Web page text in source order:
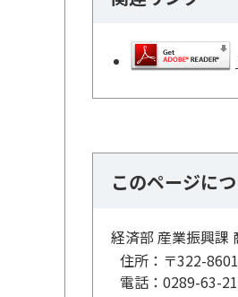
このページに
経済部 産業振興課
住所： 〒322-
電話： 0289-63-